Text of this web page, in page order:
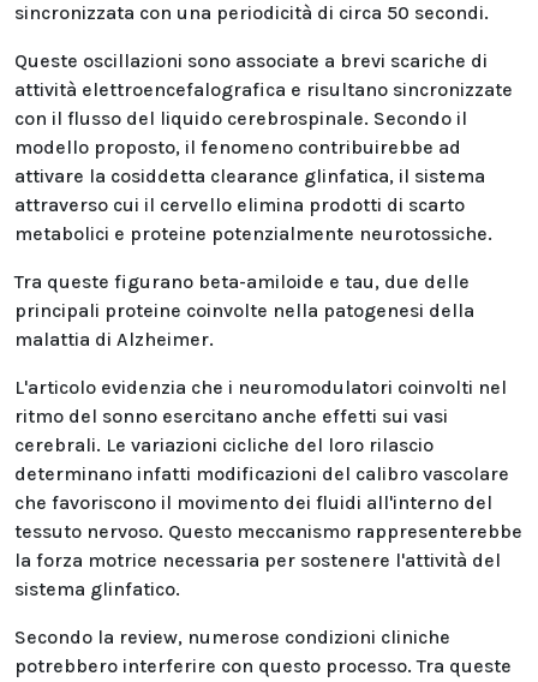
sincronizzata con una periodicità di circa 50 secondi.
Queste oscillazioni sono associate a brevi scariche di
attività elettroencefalografica e risultano sincronizzate
con il flusso del liquido cerebrospinale. Secondo il
modello proposto, il fenomeno contribuirebbe ad
attivare la cosiddetta clearance glinfatica, il sistema
attraverso cui il cervello elimina prodotti di scarto
metabolici e proteine potenzialmente neurotossiche.
Tra queste figurano beta-amiloide e tau, due delle
principali proteine coinvolte nella patogenesi della
malattia di Alzheimer.
L'articolo evidenzia che i neuromodulatori coinvolti nel
ritmo del sonno esercitano anche effetti sui vasi
cerebrali. Le variazioni cicliche del loro rilascio
determinano infatti modificazioni del calibro vascolare
che favoriscono il movimento dei fluidi all'interno del
tessuto nervoso. Questo meccanismo rappresenterebbe
la forza motrice necessaria per sostenere l'attività del
sistema glinfatico.
Secondo la review, numerose condizioni cliniche
potrebbero interferire con questo processo. Tra queste